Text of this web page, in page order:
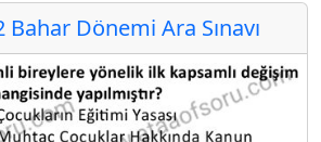
Dönemi Ara Sınavı